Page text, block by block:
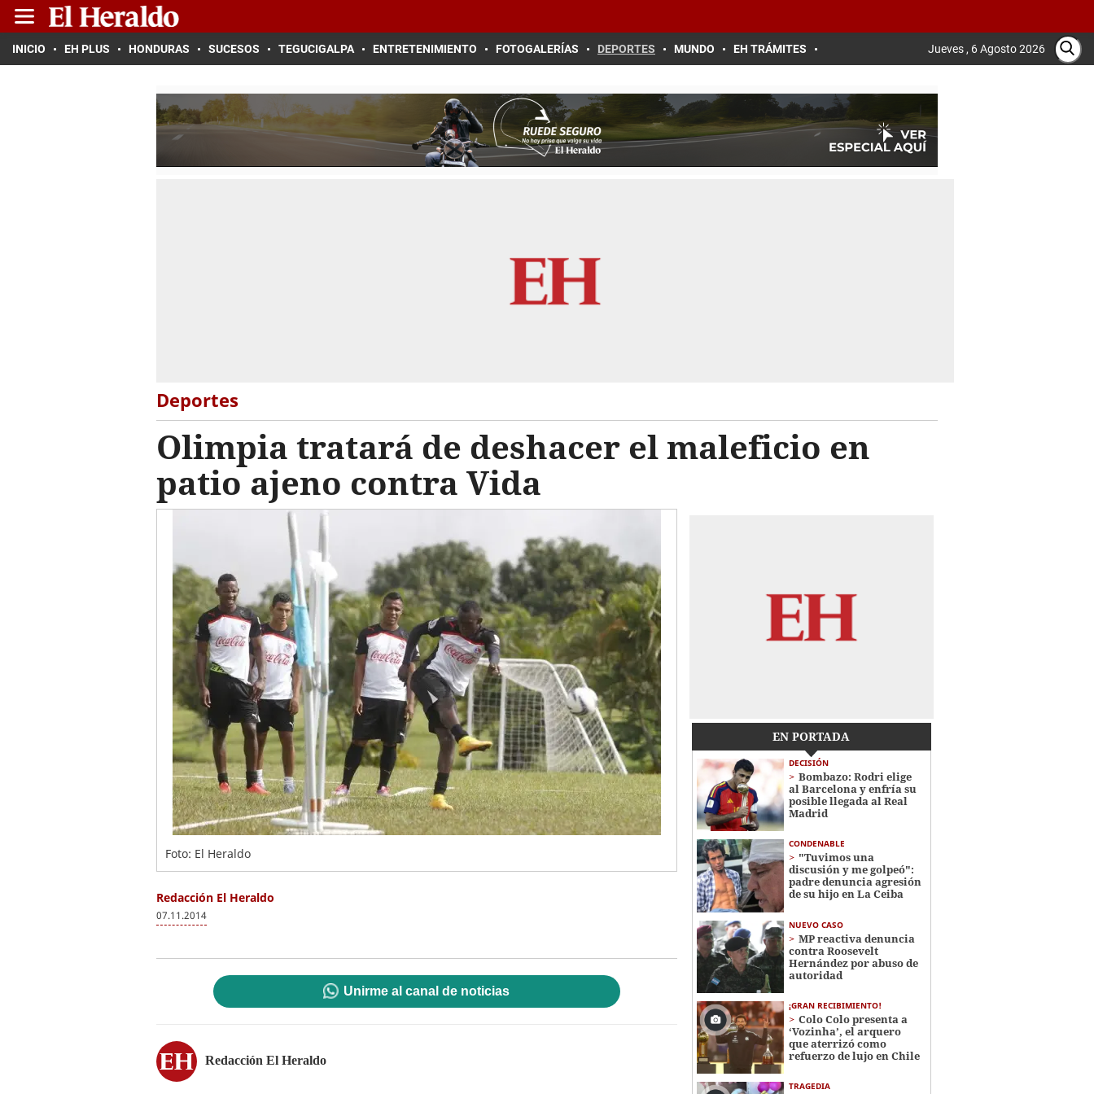
INICIO EH PLUS HONDURAS SUCESOS TEGUCIGALPA ENTRETENIMIENTO FOTOGALERÍAS DEPORTES MUNDO EH TRÁMITES Jueves , 6 Agosto 2026
Deportes
Olimpia tratará de deshacer el maleficio en
patio ajeno contra Vida
Foto: El Heraldo
Redacción El Heraldo
07.11.2014
Unirme al canal de noticias
Redacción El Heraldo
EN PORTADA
DECISIÓN
Bombazo: Rodri elige
al Barcelona y enfría su
posible llegada al Real
Madrid
CONDENABLE
"Tuvimos una
discusión y me golpeó":
padre denuncia agresión
de su hijo en La Ceiba
NUEVO CASO
MP reactiva denuncia
contra Roosevelt
Hernández por abuso de
autoridad
¡GRAN RECIBIMIENTO!
Colo Colo presenta a
‘Vozinha’, el arquero
que aterrizó como
refuerzo de lujo en Chile
TRAGEDIA